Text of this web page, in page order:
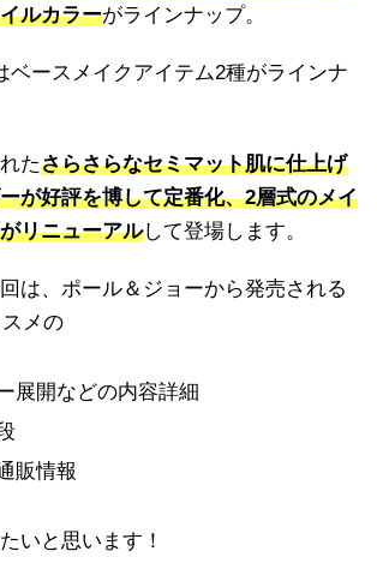
ルカラーがラインナップ。
ベースメイクアイテム2種がラインナ
たさらさらなセミマット肌に仕上げ
が好評を博して定番化、2層式のメイ
リニューアルして登場します。
は、ポール＆ジョーから発売される
メの
展開などの内容詳細
販情報
いと思います！